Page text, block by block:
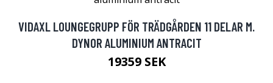
VIDAXL LOUNGEGRUPP FÖR TRÄDGÅRDEN 11 DELAR M.
DYNOR ALUMINIUM ANTRACIT
19359 SEK